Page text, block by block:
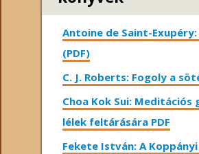
Antoine de Saint-
(PDF)
C. J. Roberts: Fogoly a
Choa Kok Sui:
lélek feltárására PDF
Fekete István: A